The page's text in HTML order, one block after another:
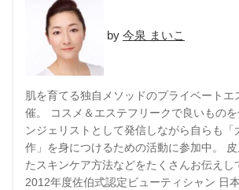
今泉 まいこ
肌を育てる独自メソッドのプライベートエ
催。 コスメ＆エステフリークで良いもの
ンジェリストとして発信しながら自らも「
作」を身につけるための活動に参加中。
たスキンケア方法などをたくさんお伝えし
2012年度佐伯式認定ビューティシャン 日